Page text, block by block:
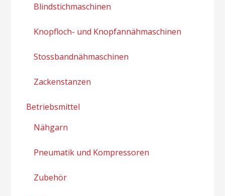
Blindstichmaschinen
Knopfloch- und Knopfannähmaschinen
Stossbandnähmaschinen
Zackenstanzen
Betriebsmittel
Nähgarn
Pneumatik und Kompressoren
Zubehör